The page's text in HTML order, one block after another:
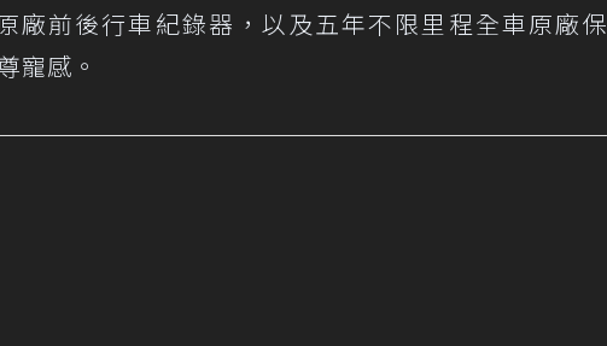
廠前後行車紀錄器，以及五年不限里程全車原廠保
寵感。